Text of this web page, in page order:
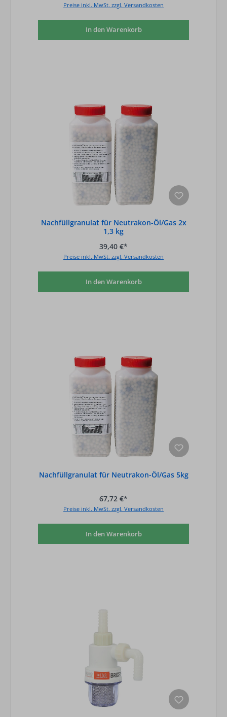
Preise inkl. MwSt. zzgl. Versandkosten
In den Warenkorb
Nachfüllgranulat für Neutrakon-Öl/Gas 2x
1,3 kg
39,40 €*
Preise inkl. MwSt. zzgl. Versandkosten
In den Warenkorb
Nachfüllgranulat für Neutrakon-Öl/Gas 5kg
67,72 €*
Preise inkl. MwSt. zzgl. Versandkosten
In den Warenkorb